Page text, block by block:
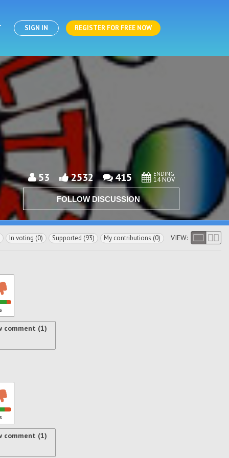
SIGN IN REGISTER FOR FREE NOW
53 2532 415 ENDING
14 NOV
FOLLOW DISCUSSION
In voting (0) Supported (93) My contributions (0) VIEW:
comment (1)
comment (1)